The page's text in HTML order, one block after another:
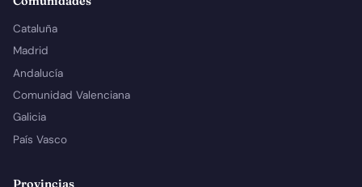
Cataluña
Madrid
Andalucía
Comunidad Valenciana
Galicia
País Vasco
Provincias